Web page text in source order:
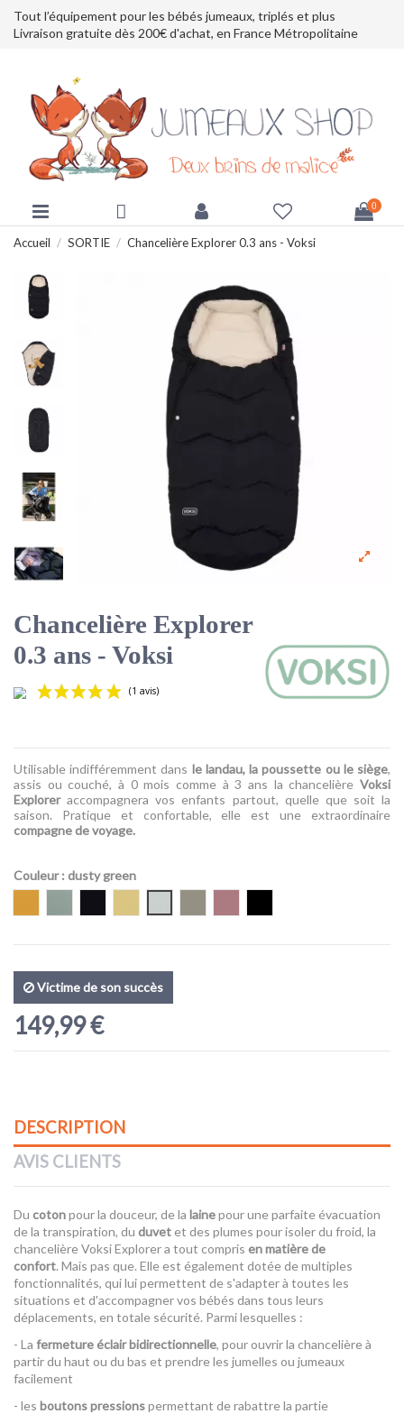
Tout l’équipement pour les bébés jumeaux, triplés et plus
Livraison gratuite dès 200€ d'achat, en France Métropolitaine
0
Accueil SORTIE Chancelière Explorer 0.3 ans - Voksi
Chancelière Explorer
0.3 ans - Voksi
(1 avis)
Utilisable indifféremment dans le landau, la poussette ou le siège,
assis ou couché, à 0 mois comme à 3 ans la chancelière Voksi
Exploreraccompagnera vos enfants partout, quelle que soit la
saison. Pratique et confortable, elle est une extraordinaire
compagne de voyage.
Couleur: dusty green
Victime de son succès
149,99 €
DESCRIPTION
AVIS CLIENTS
Du cotonpour la douceur, de la lainepour une parfaite évacuation
de la transpiration, du duvet et des plumes pour isoler du froid, la
chancelière Voksi Explorer a tout compris en matière de
confort. Mais pas que. Elle est également dotée de multiples
fonctionnalités, qui lui permettent de s'adapter à toutes les
situations et d'accompagner vos bébés dans tous leurs
déplacements, en totale sécurité. Parmi lesquelles :
- La fermeture éclair bidirectionnelle, pour ouvrir la chancelière à
partir du haut ou du bas et prendre les jumelles ou jumeaux
facilement
- les boutons pressionspermettant de rabattre la partie